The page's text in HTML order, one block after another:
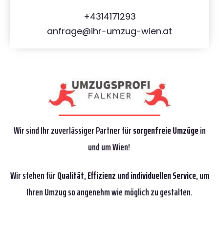
+4314171293
anfrage@ihr-umzug-wien.at
Wir sind Ihr zuverlässiger Partner fürsorgenfreie Umzügein
und um Wien!
Wir stehen fürQualität,Effizienzund individuellen Service, um
Ihren Umzug so angenehm wie möglich zu gestalten.